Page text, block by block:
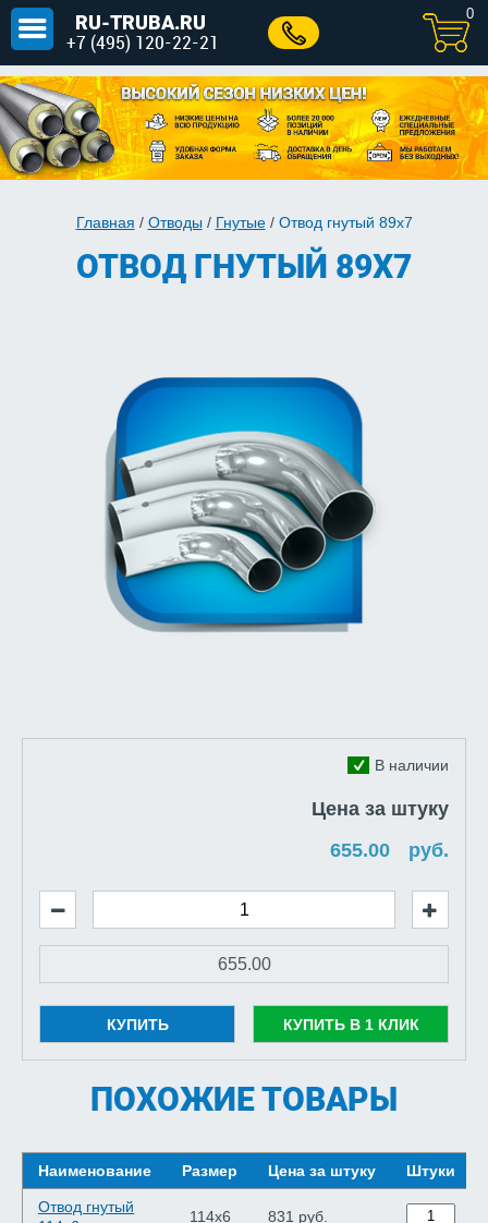
RU-TRUBA.RU
+7 (495) 120-22-21
0
Главная / Отводы / Гнутые/ Отвод гнутый 89х7
ОТВОД ГНУТЫЙ 89Х7
В наличии
Цена за штуку
руб.
КУПИТЬ КУПИТЬ В 1 КЛИК
ПОХОЖИЕ ТОВАРЫ
Наименование Размер Цена за штуку Штуки
Отвод гнутый
114х6 831 руб.